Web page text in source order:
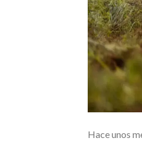
Hace unos